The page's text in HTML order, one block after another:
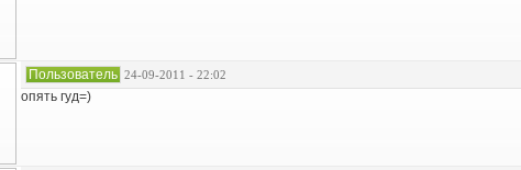
Пользователь 24-09-2011 - 22:02
опять гуд=)